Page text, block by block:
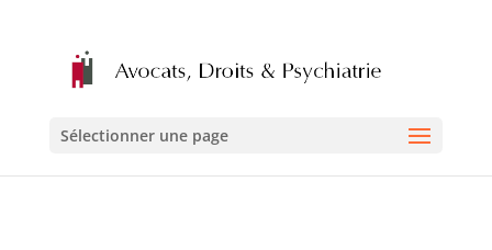
Sélectionner une page